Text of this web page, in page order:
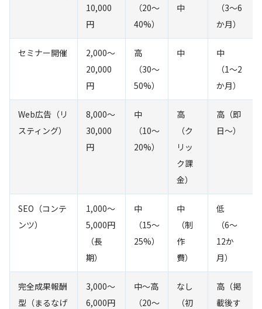
10,000
円
（20〜
40%）
中
（3〜6
か月）
セミナー開催
2,000〜
20,000
円
高
（30〜
50%）
中
中
（1〜2
か月）
Web広告（リ
スティング）
8,000〜
30,000
円
中
（10〜
20%）
高
（ク
リッ
ク課
金）
高（即
日〜）
SEO（コンテ
ンツ）
1,000〜
5,000円
（長
期）
中
（15〜
25%）
中
（制
作
費）
低
（6〜
12か
月）
完全成果報酬
型（まるなげ
3,000〜
6,000円
中〜高
（20〜
なし
（初
高（掲
載後す